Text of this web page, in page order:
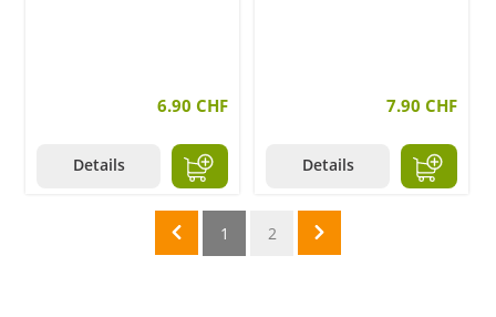
6.90 CHF
Details
7.90 CHF
Details
1 2